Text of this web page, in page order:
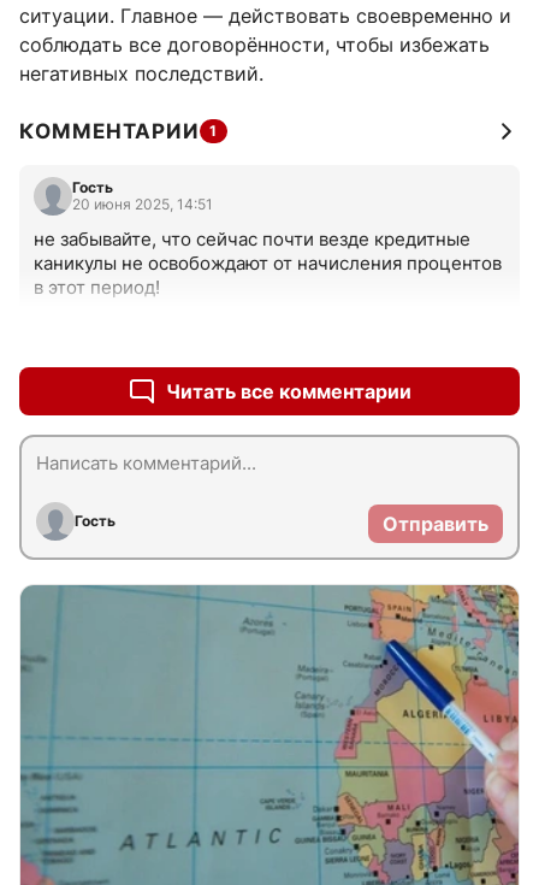
ситуации. Главное — действовать своевременно и
соблюдать все договорённости, чтобы избежать
негативных последствий.
КОММЕНТАРИИ 1
Гость
20 июня 2025, 14:51
не забывайте, что сейчас почти везде кредитные
каникулы не освобождают от начисления процентов
в этот период!
Читать все комментарии
Гость Отправить